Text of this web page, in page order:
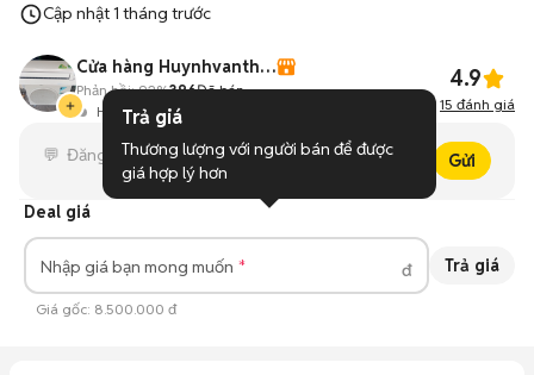
Cập nhật1 tháng trước
Cửa hàng Huynhvanthanh
Hoạt động 26 phút trước
Phản hồi: 92%396Đã bán 4.9
15 đánh giá
Gửi
Deal giá
Nhập giá bạn mong muốn đ Trả giá
Giá gốc: 8.500.000 đ
Trả giá
Thương lượng với người bán để được
giá hợp lý hơn